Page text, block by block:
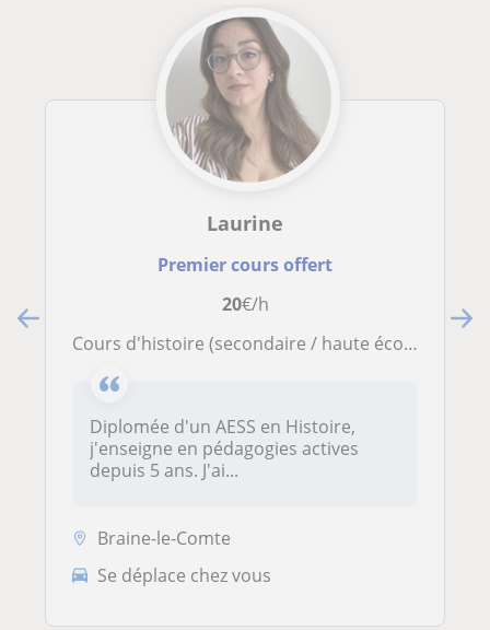
Laurine
Premier cours offert
20€/h
Cours d'histoire (secondaire / haute école)
Diplomée d'un AESS en Histoire,
j'enseigne en pédagogies actives
depuis 5 ans. J'ai...
Braine-le-Comte
Se déplace chez vous